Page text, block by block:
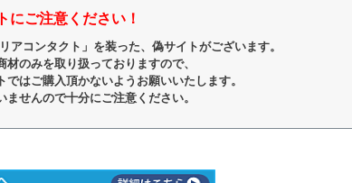
ご注意ください！
コンタクト」を装った、偽サイトがございます。
のみを取り扱っておりますので、
はご購入頂かないようお願いいたします。
せんので十分にご注意ください。